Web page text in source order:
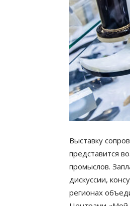
Выставку
представится
промыслов.
дискуссии,
регионах